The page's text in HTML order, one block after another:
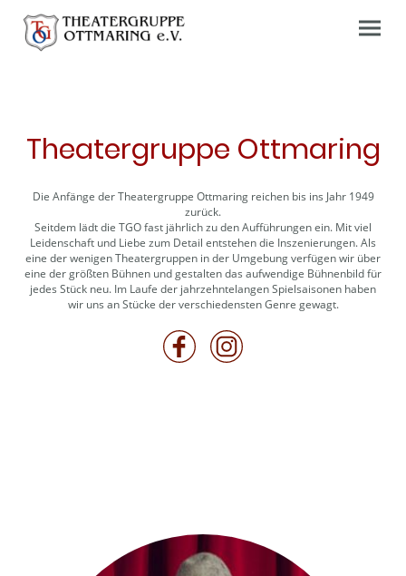
Theatergruppe Ottmaring
Die Anfänge der Theatergruppe Ottmaring reichen bis ins Jahr 1949
zurück.
Seitdem lädt die TGO fast jährlich zu den Aufführungen ein. Mit viel
Leidenschaft und Liebe zum Detail entstehen die Inszenierungen. Als
eine der wenigen Theatergruppen in der Umgebung verfügen wir über
eine der größten Bühnen und gestalten das aufwendige Bühnenbild für
jedes Stück neu. Im Laufe der jahrzehntelangen Spielsaisonen haben
wir uns an Stücke der verschiedensten Genre gewagt.